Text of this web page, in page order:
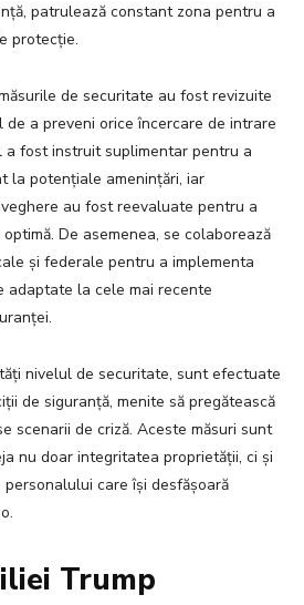
patrulează constant zona pentru a
protecție.
de securitate au fost revizuite
de a preveni orice încercare de intrare
a fost instruit suplimentar pentru a
la potențiale amenințări, iar
au fost reevaluate pentru a
De asemenea, se colaborează
și federale pentru a implementa
adaptate la cele mai recente
nivelul de securitate, sunt efectuate
de siguranță, menite să pregătească
scenarii de criză. Aceste măsuri sunt
nu doar integritatea proprietății, ci și
care își desfășoară
Trump